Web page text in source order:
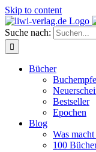
Skip to content
Suche nach:
Bücher
Bestseller
Epochen
Blog
Was
100